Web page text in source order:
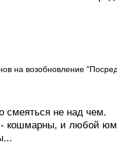
на возобновление
смеяться не над чем.
- кошмарны, и любой